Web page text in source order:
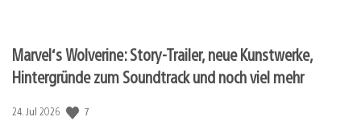
Marvel‘s Wolverine: Story-Trailer, neue Kunstwerke,
Hintergründe zum Soundtrack und noch viel mehr
Veröffentlichungsdatum:
24. Jul 2026 7